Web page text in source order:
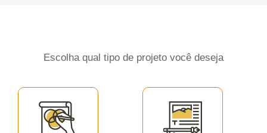
Escolha qual tipo de projeto você deseja